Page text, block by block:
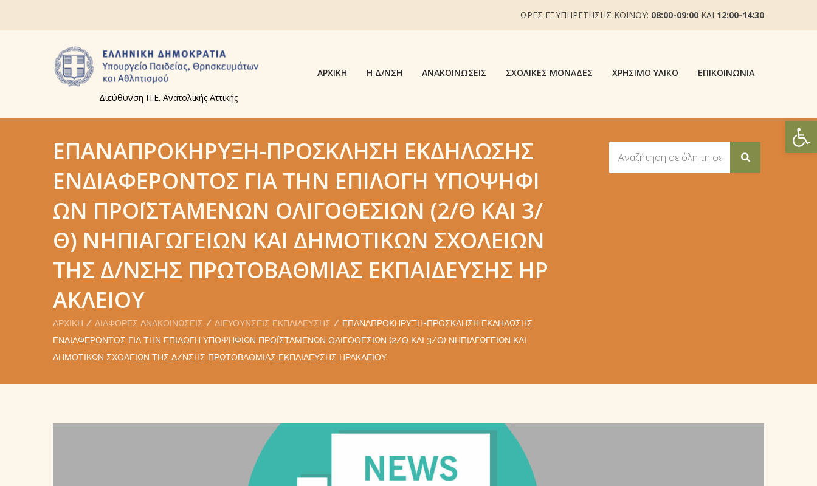
ΩΡΕΣ ΕΞΥΠΗΡΕΤΗΣΗΣ ΚΟΙΝΟΥ: 08:00-09:00 ΚΑΙ 12:00-14:30
Διεύθυνση Π.Ε. Ανατολικής Αττικής
ΑΡΧΙΚΉ Η Δ/ΝΣΗ ΑΝΑΚΟΙΝΏΣΕΙΣ ΣΧΟΛΙΚΈΣ ΜΟΝΆΔΕΣ ΧΡΉΣΙΜΟ ΥΛΙΚΌ ΕΠΙΚΟΙΝΩΝΊΑ
ΕΠΑΝΑΠΡΟΚΉΡΥΞΗ-ΠΡΌΣΚΛΗΣΗ ΕΚΔΉΛΩΣΗΣ
ΕΝΔΙΑΦΈΡΟΝΤΟΣ ΓΙΑ ΤΗΝ ΕΠΙΛΟΓΉ ΥΠΟΨΗΦΊ
ΩΝ ΠΡΟΪΣΤΑΜΈΝΩΝ ΟΛΙΓΟΘΕΣΊΩΝ (2/Θ ΚΑΙ 3/
Θ) ΝΗΠΙΑΓΩΓΕΊΩΝ ΚΑΙ ΔΗΜΟΤΙΚΏΝ ΣΧΟΛΕΊΩΝ
ΤΗΣ Δ/ΝΣΗΣ ΠΡΩΤΟΒΆΘΜΙΑΣ ΕΚΠΑΊΔΕΥΣΗΣ ΗΡ
ΑΚΛΕΊΟΥ
ΑΡΧΙΚΉ ΔΙΆΦΟΡΕΣ ΑΝΑΚΟΙΝΏΣΕΙΣ ΔΙΕΥΘΎΝΣΕΙΣ ΕΚΠΑΊΔΕΥΣΗΣ
ΕΠΑΝΑΠΡΟΚΉΡΥΞΗ-ΠΡΌΣΚΛΗΣΗ ΕΚΔΉΛΩΣΗΣ
ΕΝΔΙΑΦΈΡΟΝΤΟΣ ΓΙΑ ΤΗΝ ΕΠΙΛΟΓΉ ΥΠΟΨΗΦΊΩΝ ΠΡΟΪΣΤΑΜΈΝΩΝ ΟΛΙΓΟΘΕΣΊΩΝ (2/Θ ΚΑΙ 3/Θ) ΝΗΠΙΑΓΩΓΕΊΩΝ ΚΑΙ
ΔΗΜΟΤΙΚΏΝ ΣΧΟΛΕΊΩΝ ΤΗΣ Δ/ΝΣΗΣ ΠΡΩΤΟΒΆΘΜΙΑΣ ΕΚΠΑΊΔΕΥΣΗΣ ΗΡΑΚΛΕΊΟΥ